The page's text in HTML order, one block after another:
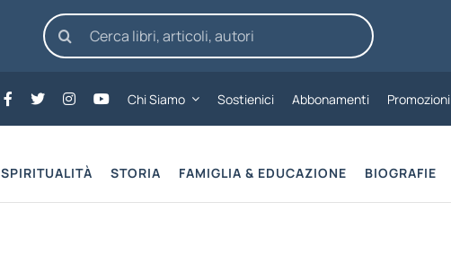
Cerca
per:
Chi Siamo Sostienici Abbonamenti Promozioni
SPIRITUALITÀ STORIA FAMIGLIA & EDUCAZIONE BIOGRAFIE